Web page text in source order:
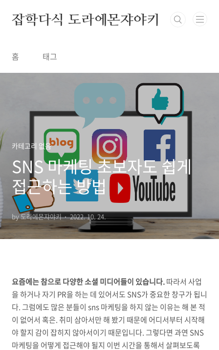
잡학다식 도라에몬쟈야키
홈 태그
카테고리 없음
SNS 마케팅 초보자도 쉽게
접근하는 방법
by 도라에몬쟈야키 2022. 10. 24.
요즘에는 참으로 다양한 소셜 미디어들이 있습니다.따라서 사업
을 하거나 자기 PR을 하는 데 있어서도 SNS가 중요한 창구가 됩니
다. 그럼에도 많은 분들이 sns 마케팅을 하지 않는 이유는 해 본 적
이 없어서 혹은. 취미 삼아서만 해 봤기 때문에 어디서부터 시작해
야 할지 감이 잡히지 않아서이기 때문입니다. 그렇다면 과연 SNS
마케팅을 어떻게 접근해야 될지 이번 시간을 통해서 살펴보도록